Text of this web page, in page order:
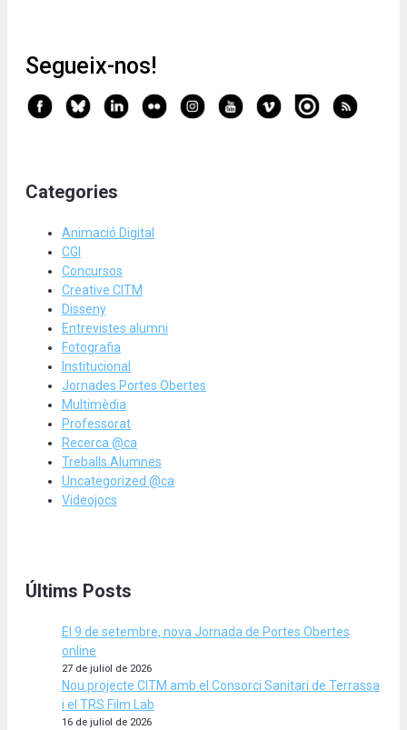
Segueix-nos!
Categories
Animació Digital
CGI
Concursos
Creative CITM
Disseny
Entrevistes alumni
Fotografia
Institucional
Jornades Portes Obertes
Multimèdia
Professorat
Recerca @ca
Treballs Alumnes
Uncategorized @ca
Videojocs
Últims Posts
El 9 de setembre, nova Jornada de Portes Obertes
online
27 de juliol de 2026
Nou projecte CITM amb el Consorci Sanitari de Terrassa
i el TRS Film Lab
16 de juliol de 2026